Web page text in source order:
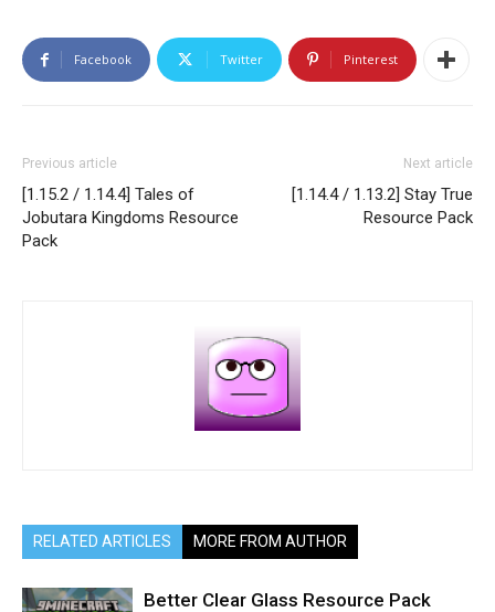
Facebook Twitter Pinterest
Previous article
[1.15.2 / 1.14.4] Tales of
Jobutara Kingdoms Resource
Pack
Next article
[1.14.4 / 1.13.2] Stay True
Resource Pack
RELATED ARTICLES MORE FROM AUTHOR
Better Clear Glass Resource Pack